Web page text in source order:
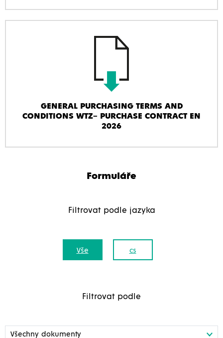
GENERAL PURCHASING TERMS AND
CONDITIONS WTZ– PURCHASE CONTRACT EN
2026
Formuláře
Filtrovat podle jazyka
Vše cs
Filtrovat podle